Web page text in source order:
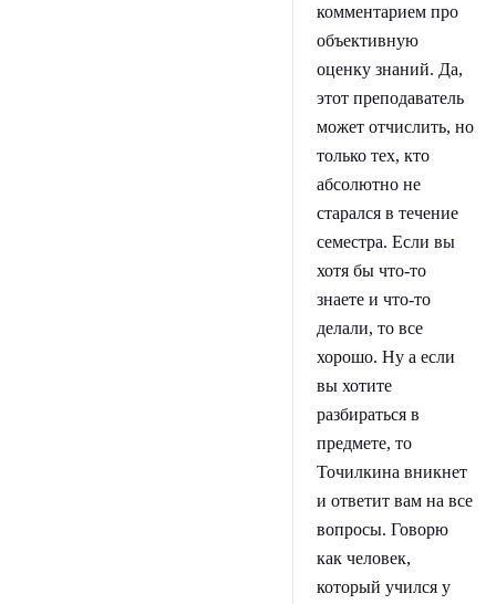
комментарием про
объективную
оценку знаний. Да,
этот преподаватель
может отчислить, но
только тех, кто
абсолютно не
старался в течение
семестра. Если вы
хотя бы что-то
знаете и что-то
делали, то все
хорошо. Ну а если
вы хотите
разбираться в
предмете, то
Точилкина вникнет
и ответит вам на все
вопросы. Говорю
как человек,
который учился у